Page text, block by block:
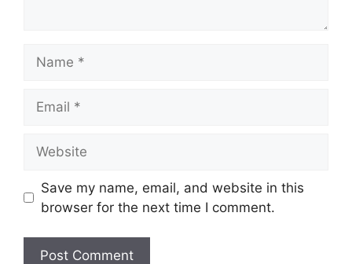
Save my name, email, and website in this
browser for the next time I comment.